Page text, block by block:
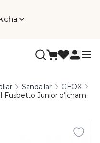
Sandallar
GEOX
Fusbetto Junior oʻlcham